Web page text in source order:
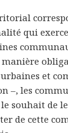
qui
manière
et
–, les
souhait de
de cette